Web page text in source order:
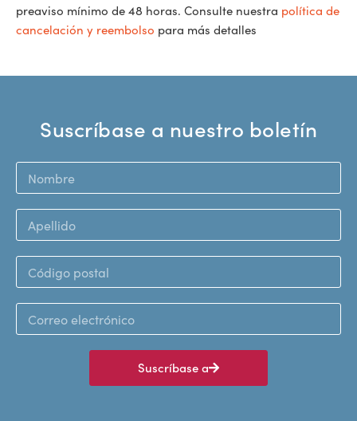
preaviso mínimo de 48 horas. Consulte nuestra política de
cancelación y reembolso para más detalles
Suscríbase a nuestro boletín
Suscríbase a